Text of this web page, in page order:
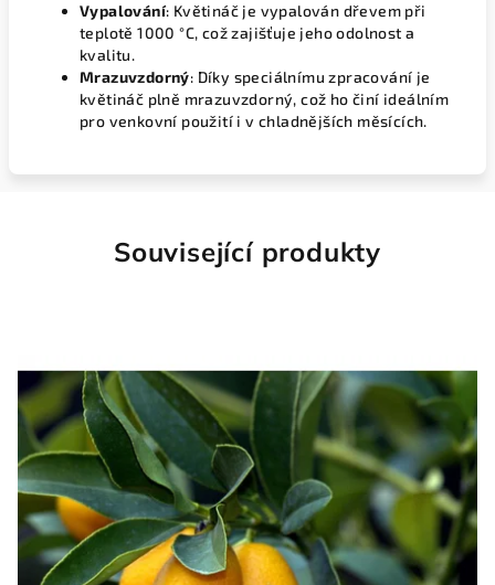
Vypalování: Květináč je vypalován dřevem při
teplotě 1000 °C, což zajišťuje jeho odolnost a
kvalitu.
Mrazuvzdorný: Díky speciálnímu zpracování je
květináč plně mrazuvzdorný, což ho činí ideálním
pro venkovní použití i v chladnějších měsících.
Související produkty